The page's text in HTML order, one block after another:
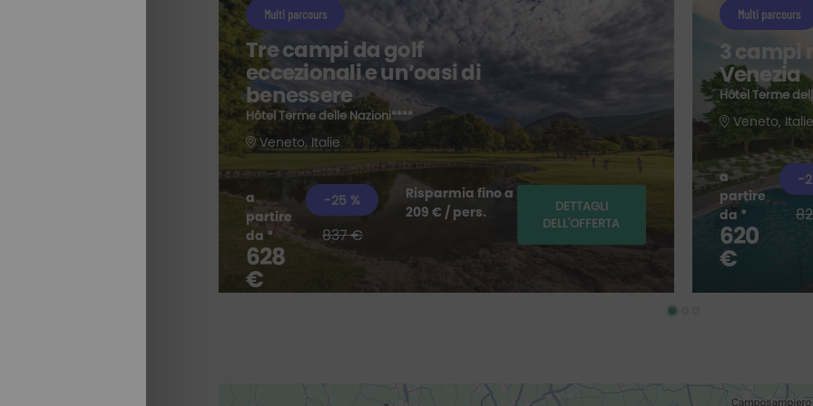
Multi parcours
Tre campi da golf
eccezionali e un’oasi di
benessere
Hôtel Terme delle Nazioni****
Veneto, Italie
a
partire
da *
628
€
-25 %
837 €
Risparmia fino a
209 € / pers.
DETTAGLI
DELL'OFFERTA
Multi parcours
3 campi
Venezia
Hôtel Terme
Veneto, Italie
a
partire
da *
620
€
-